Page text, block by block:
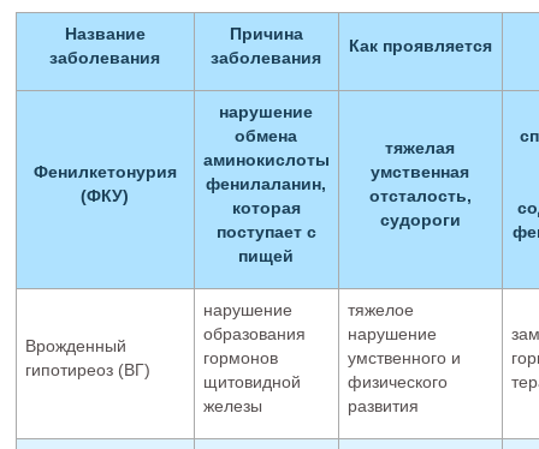
Название
заболевания
Причина
заболевания
Как проявляется
Фенилкетонурия
(ФКУ)
нарушение
обмена
аминокислоты
фенилаланин,
которая
поступает с
пищей
тяжелая
умственная
отсталость,
судороги
Врожденный
гипотиреоз (ВГ)
нарушение
образования
гормонов
щитовидной
железы
тяжелое
нарушение
умственного и
физического
развития